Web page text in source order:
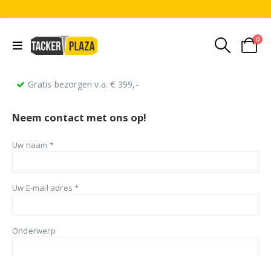
0
Gratis bezorgen v.a. € 399,-
Neem contact met ons op!
Uw naam *
Uw E-mail adres *
Onderwerp